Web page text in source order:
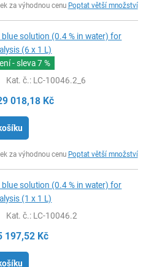
za výhodnou cenu Poptat větší množství
solution (0.4 % in water) for
(6 x 1 L)
- sleva7 %
Kat. č.: LC-10046.2_6
018,18 Kč
za výhodnou cenu Poptat větší množství
solution (0.4 % in water) for
(1 x 1 L)
Kat. č.: LC-10046.2
197,52 Kč